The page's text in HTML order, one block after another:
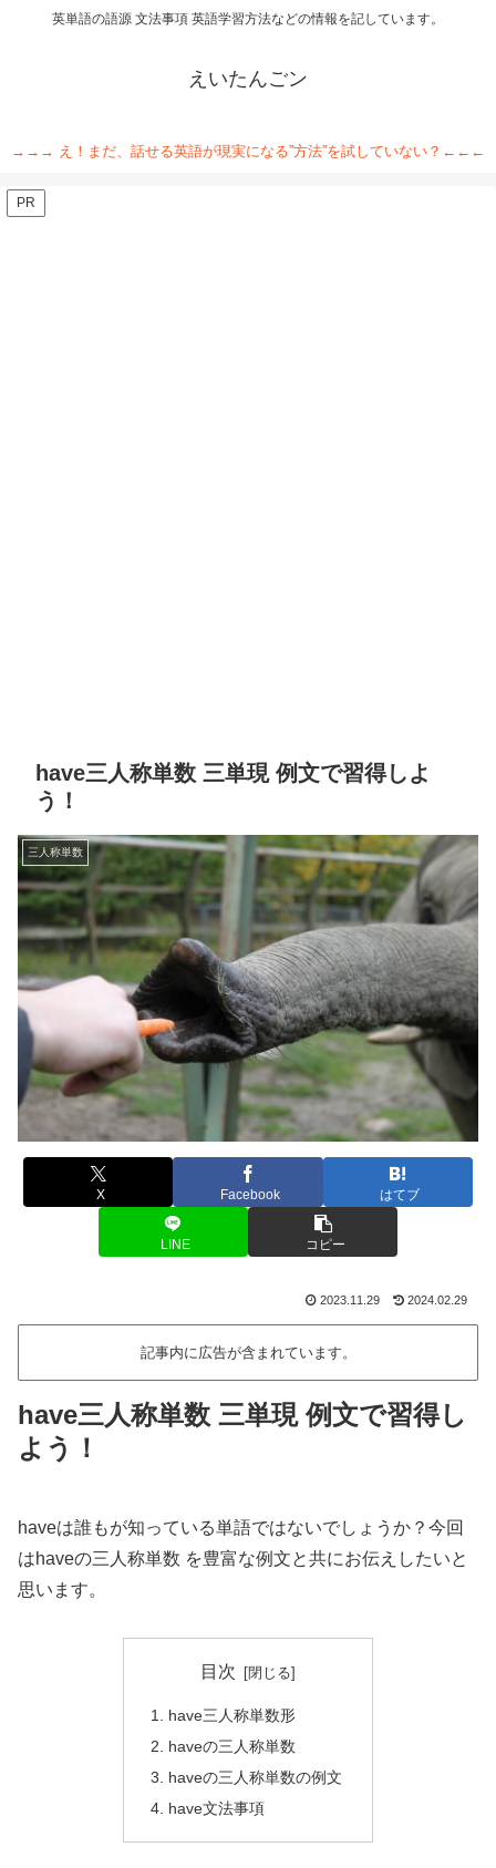
英単語の語源 文法事項 英語学習方法などの情報を記しています。
えいたんごン
→→→ え！まだ、話せる英語が現実になる”方法”を試していない？←←←
PR
have三人称単数 三単現 例文で習得しよ
う！
三人称単数
X Facebook はてブ
LINE コピー
2023.11.29 2024.02.29
記事内に広告が含まれています。
have三人称単数 三単現 例文で習得し
よう！
haveは誰もが知っている単語ではないでしょうか？今回
はhaveの三人称単数 を豊富な例文と共にお伝えしたいと
思います。
目次
have三人称単数形
haveの三人称単数
haveの三人称単数の例文
have文法事項